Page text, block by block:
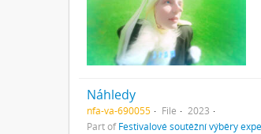
Náhledy
nfa-va-690055 File
2023
Part ofFestivalové soutěžní výběry